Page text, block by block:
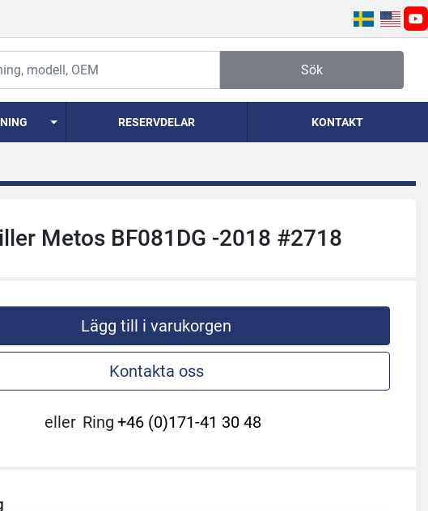
Sök
RESERVDELAR KONTAKT
Metos BF081DG -2018 #2718
Lägg till i varukorgen
Kontakta oss
eller Ring +46 (0)171-41 30 48